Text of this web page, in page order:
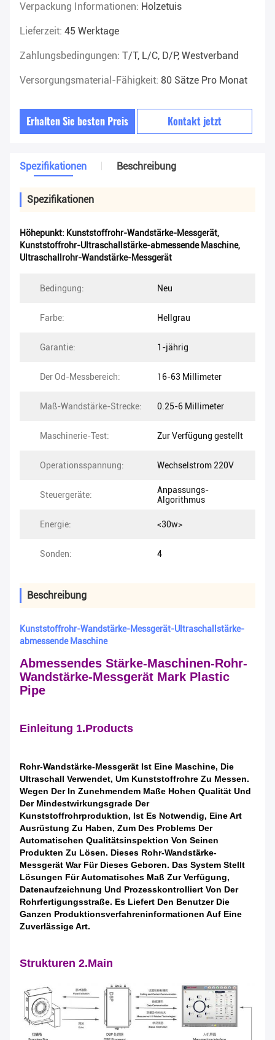
Verpackung Informationen: Holzetuis
Lieferzeit: 45 Werktage
Zahlungsbedingungen: T/T, L/C, D/P, Westverband
Versorgungsmaterial-Fähigkeit: 80 Sätze Pro Monat
Erhalten Sie besten Preis Kontakt jetzt
Spezifikationen Beschreibung
Spezifikationen
Höhepunkt: Kunststoffrohr-Wandstärke-Messgerät,
Kunststoffrohr-Ultraschallstärke-abmessende Maschine,
Ultraschallrohr-Wandstärke-Messgerät
Bedingung: Neu
Farbe: Hellgrau
Garantie: 1-jährig
Der Od-Messbereich: 16-63 Millimeter
Maß-Wandstärke-Strecke: 0.25-6 Millimeter
Maschinerie-Test: Zur Verfügung gestellt
Operationsspannung: Wechselstrom 220V
Steuergeräte:
Anpassungs-
Algorithmus
Energie: <30w>
Sonden: 4
Beschreibung
Kunststoffrohr-Wandstärke-Messgerät-Ultraschallstärke-
abmessende Maschine
Abmessendes Stärke-Maschinen-Rohr-
Wandstärke-Messgerät Mark Plastic
Pipe
Einleitung 1.Products
Rohr-Wandstärke-Messgerät Ist Eine Maschine, Die
Ultraschall Verwendet, Um Kunststoffrohre Zu Messen.
Wegen Der In Zunehmendem Maße Hohen Qualität Und
Der Mindestwirkungsgrade Der
Kunststoffrohrproduktion, Ist Es Notwendig, Eine Art
Ausrüstung Zu Haben, Zum Des Problems Der
Automatischen Qualitätsinspektion Von Seinen
Produkten Zu Lösen. Dieses Rohr-Wandstärke-
Messgerät War Für Dieses Geboren. Das System Stellt
Lösungen Für Automatisches Maß Zur Verfügung,
Datenaufzeichnung Und Prozesskontrolliert Von Der
Rohrfertigungsstraße. Es Liefert Den Benutzer Die
Ganzen Produktionsverfahreninformationen Auf Eine
Zuverlässige Art.
Strukturen 2.Main